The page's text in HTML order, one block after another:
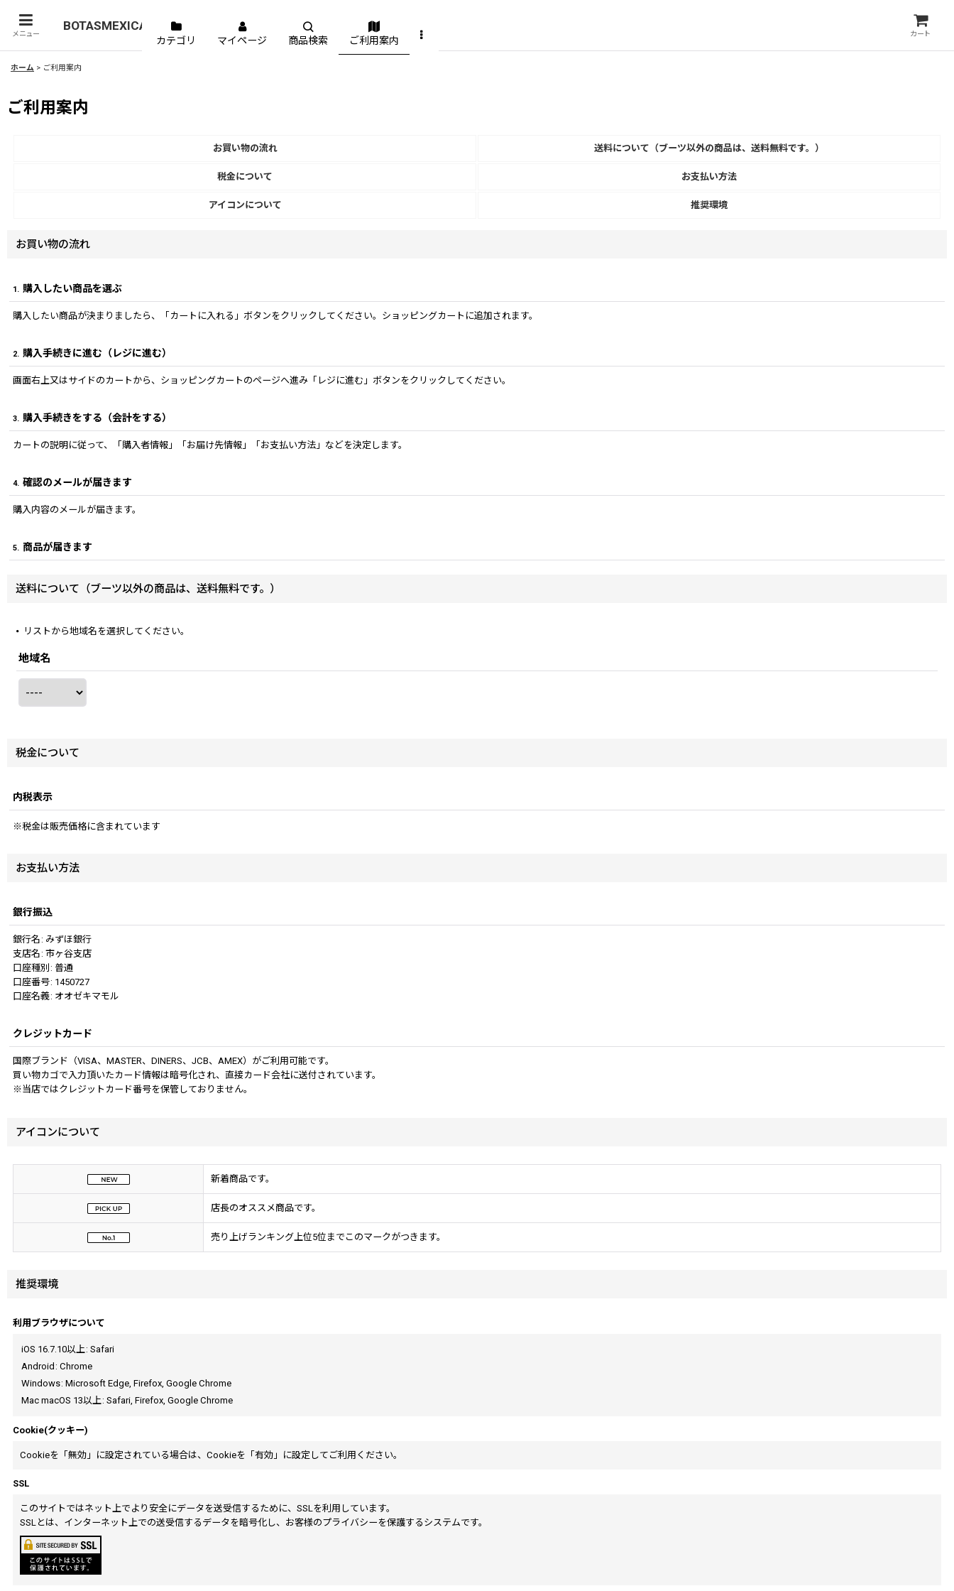
メニュー
BOTASMEXICANAS
カート
カテゴリ マイページ 商品検索 ご利用案内
ホーム > ご利用案内
ご利用案内
お買い物の流れ 送料について（ブーツ以外の商品は、送料無料です。）
税金について お支払い方法
アイコンについて 推奨環境
お買い物の流れ
1. 購入したい商品を選ぶ
購入したい商品が決まりましたら、「カートに入れる」ボタンをクリックしてください。ショッピングカートに追加されます。
2. 購入手続きに進む（レジに進む）
画面右上又はサイドのカートから、ショッピングカートのページへ進み「レジに進む」ボタンをクリックしてください。
3. 購入手続きをする（会計をする）
カートの説明に従って、「購入者情報」「お届け先情報」「お支払い方法」などを決定します。
4. 確認のメールが届きます
購入内容のメールが届きます。
5. 商品が届きます
送料について（ブーツ以外の商品は、送料無料です。）
リストから地域名を選択してください。
地域名
税金について
内税表示
※税金は販売価格に含まれています
お支払い方法
銀行振込
銀行名 : みずほ銀行
支店名 : 市ヶ谷支店
口座種別 : 普通
口座番号: 1450727
口座名義: オオゼキマモル
クレジットカード
国際ブランド（VISA、MASTER、DINERS、JCB、AMEX）がご利用可能です。
買い物カゴで入力頂いたカード情報は暗号化され、直接カード会社に送付されています。
※当店ではクレジットカード番号を保管しておりません。
アイコンについて
新着商品です。
店長のオススメ商品です。
売り上げランキング上位5位までこのマークがつきます。
推奨環境
利用ブラウザについて
iOS 16.7.10以上: Safari
Android : Chrome
Windows: Microsoft Edge, Firefox, Google Chrome
Mac macOS 13以上: Safari, Firefox, Google Chrome
Cookie(クッキー)
Cookieを「無効」に設定されている場合は、Cookieを「有効」に設定してご利用ください。
SSL
このサイトではネット上でより安全にデータを送受信するために、SSLを利用しています。
SSLとは、インターネット上での送受信するデータを暗号化し、お客様のプライバシーを保護するシステムです。